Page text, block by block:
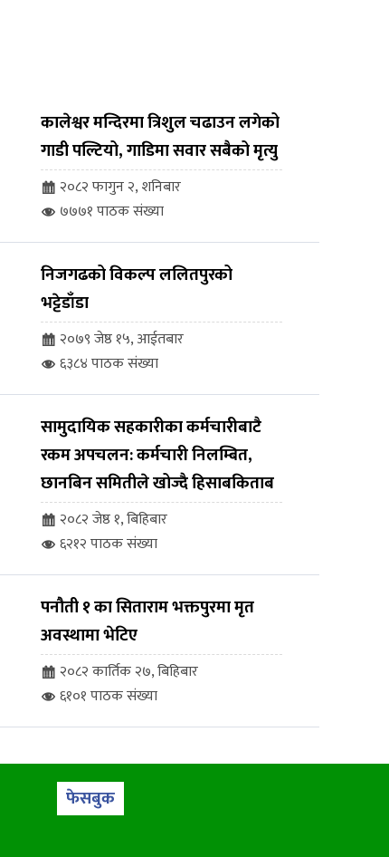
कालेश्वर मन्दिरमा त्रिशुल चढाउन लगेको
गाडी पल्टियो, गाडिमा सवार सबैको मृत्यु
२०८२ फागुन २, शनिबार
७७७१ पाठक संख्या
निजगढको विकल्प ललितपुरको
भट्टेडाँडा
२०७९ जेष्ठ १५, आईतबार
६३८४ पाठक संख्या
सामुदायिक सहकारीका कर्मचारीबाटै
रकम अपचलन: कर्मचारी निलम्बित,
छानबिन समितीले खोज्दै हिसाबकिताब
२०८२ जेष्ठ १, बिहिबार
६२१२ पाठक संख्या
पनौती १ का सिताराम भक्तपुरमा मृत
अवस्थामा भेटिए
२०८२ कार्तिक २७, बिहिबार
६१०१ पाठक संख्या
फेसबुक